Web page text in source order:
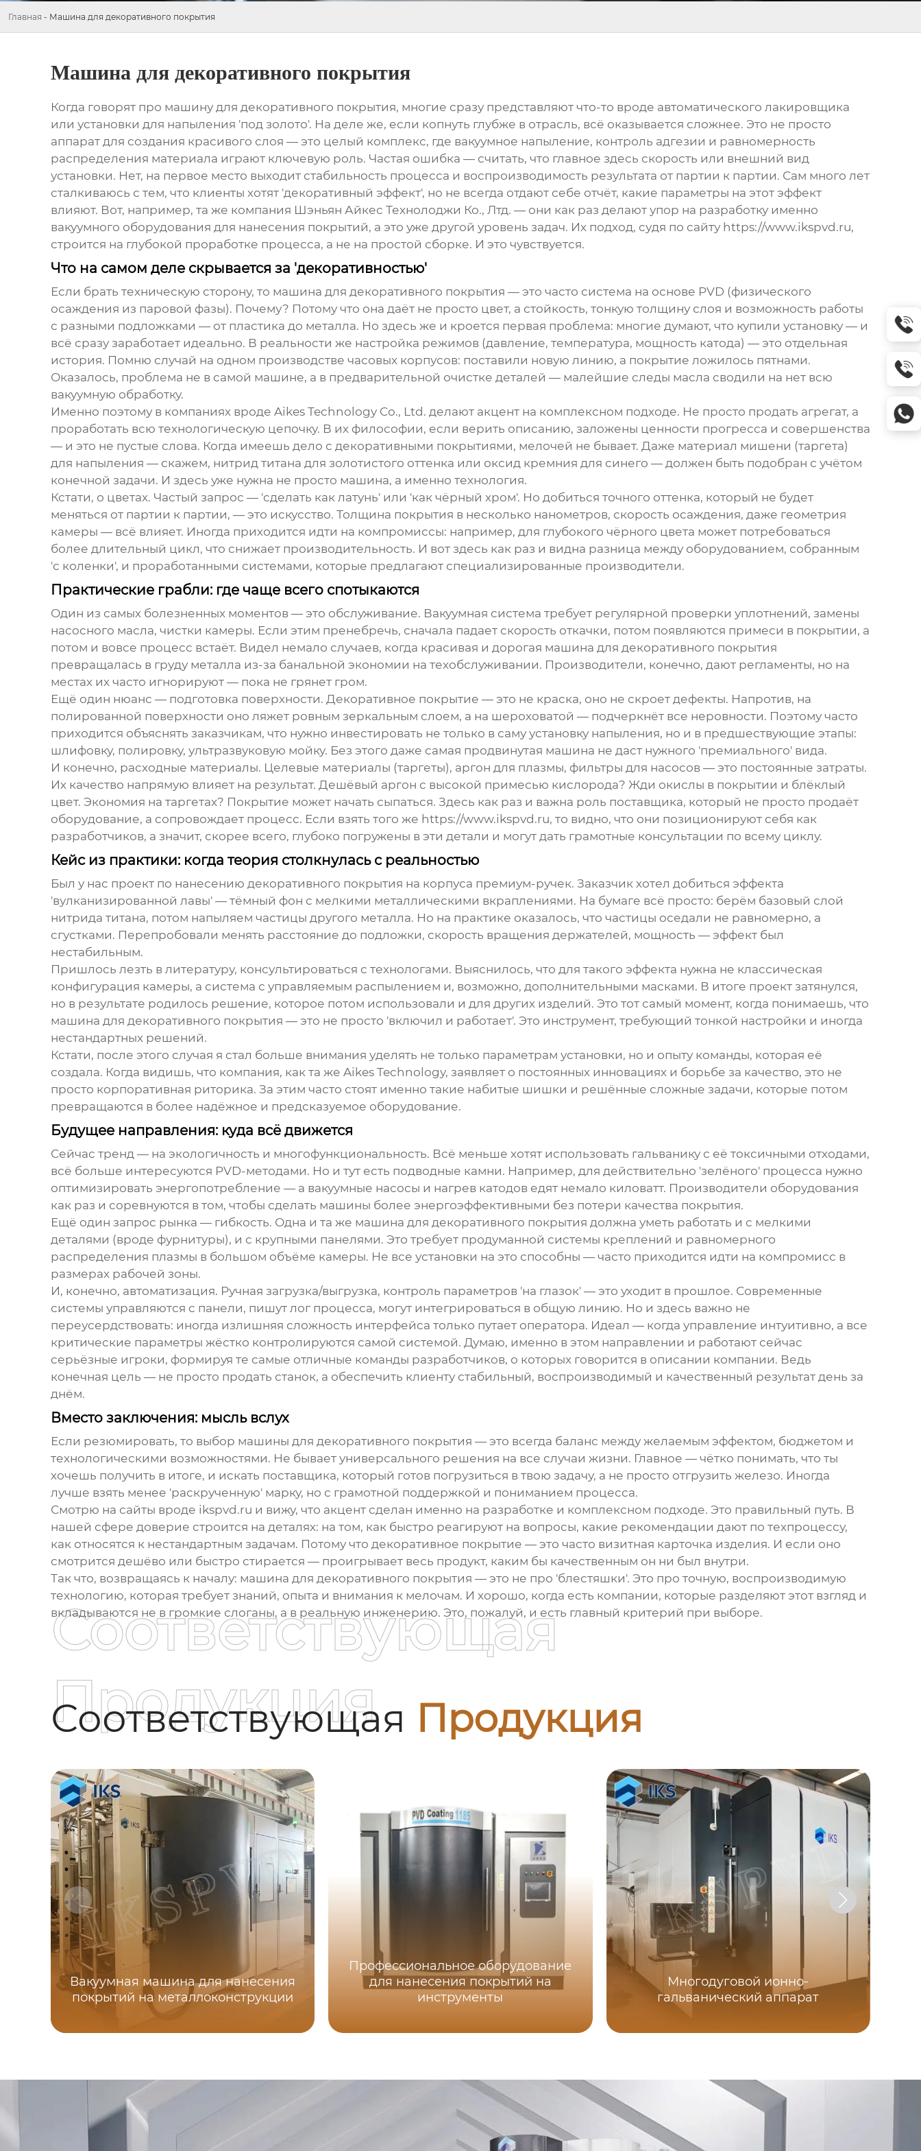
Главная - Машина для декоративного покрытия
Машина для декоративного покрытия
Когда говорят про машину для декоративного покрытия, многие сразу представляют что-то вроде автоматического лакировщика
или установки для напыления 'под золото'. На деле же, если копнуть глубже в отрасль, всё оказывается сложнее. Это не просто
аппарат для создания красивого слоя — это целый комплекс, где вакуумное напыление, контроль адгезии и равномерность
распределения материала играют ключевую роль. Частая ошибка — считать, что главное здесь скорость или внешний вид
установки. Нет, на первое место выходит стабильность процесса и воспроизводимость результата от партии к партии. Сам много лет
сталкиваюсь с тем, что клиенты хотят 'декоративный эффект', но не всегда отдают себе отчёт, какие параметры на этот эффект
влияют. Вот, например, та же компания Шэньян Айкес Технолоджи Ко., Лтд. — они как раз делают упор на разработку именно
вакуумного оборудования для нанесения покрытий, а это уже другой уровень задач. Их подход, судя по сайту https://www.ikspvd.ru,
строится на глубокой проработке процесса, а не на простой сборке. И это чувствуется.
Что на самом деле скрывается за 'декоративностью'
Если брать техническую сторону, то машина для декоративного покрытия — это часто система на основе PVD (физического
осаждения из паровой фазы). Почему? Потому что она даёт не просто цвет, а стойкость, тонкую толщину слоя и возможность работы
с разными подложками — от пластика до металла. Но здесь же и кроется первая проблема: многие думают, что купили установку — и
всё сразу заработает идеально. В реальности же настройка режимов (давление, температура, мощность катода) — это отдельная
история. Помню случай на одном производстве часовых корпусов: поставили новую линию, а покрытие ложилось пятнами.
Оказалось, проблема не в самой машине, а в предварительной очистке деталей — малейшие следы масла сводили на нет всю
вакуумную обработку.
Именно поэтому в компаниях вроде Aikes Technology Co., Ltd. делают акцент на комплексном подходе. Не просто продать агрегат, а
проработать всю технологическую цепочку. В их философии, если верить описанию, заложены ценности прогресса и совершенства
— и это не пустые слова. Когда имеешь дело с декоративными покрытиями, мелочей не бывает. Даже материал мишени (таргета)
для напыления — скажем, нитрид титана для золотистого оттенка или оксид кремния для синего — должен быть подобран с учётом
конечной задачи. И здесь уже нужна не просто машина, а именно технология.
Кстати, о цветах. Частый запрос — 'сделать как латунь' или 'как чёрный хром'. Но добиться точного оттенка, который не будет
меняться от партии к партии, — это искусство. Толщина покрытия в несколько нанометров, скорость осаждения, даже геометрия
камеры — всё влияет. Иногда приходится идти на компромиссы: например, для глубокого чёрного цвета может потребоваться
более длительный цикл, что снижает производительность. И вот здесь как раз и видна разница между оборудованием, собранным
'с коленки', и проработанными системами, которые предлагают специализированные производители.
Практические грабли: где чаще всего спотыкаются
Один из самых болезненных моментов — это обслуживание. Вакуумная система требует регулярной проверки уплотнений, замены
насосного масла, чистки камеры. Если этим пренебречь, сначала падает скорость откачки, потом появляются примеси в покрытии, а
потом и вовсе процесс встаёт. Видел немало случаев, когда красивая и дорогая машина для декоративного покрытия
превращалась в груду металла из-за банальной экономии на техобслуживании. Производители, конечно, дают регламенты, но на
местах их часто игнорируют — пока не грянет гром.
Ещё один нюанс — подготовка поверхности. Декоративное покрытие — это не краска, оно не скроет дефекты. Напротив, на
полированной поверхности оно ляжет ровным зеркальным слоем, а на шероховатой — подчеркнёт все неровности. Поэтому часто
приходится объяснять заказчикам, что нужно инвестировать не только в саму установку напыления, но и в предшествующие этапы:
шлифовку, полировку, ультразвуковую мойку. Без этого даже самая продвинутая машина не даст нужного 'премиального' вида.
И конечно, расходные материалы. Целевые материалы (таргеты), аргон для плазмы, фильтры для насосов — это постоянные затраты.
Их качество напрямую влияет на результат. Дешёвый аргон с высокой примесью кислорода? Жди окислы в покрытии и блёклый
цвет. Экономия на таргетах? Покрытие может начать сыпаться. Здесь как раз и важна роль поставщика, который не просто продаёт
оборудование, а сопровождает процесс. Если взять того же https://www.ikspvd.ru, то видно, что они позиционируют себя как
разработчиков, а значит, скорее всего, глубоко погружены в эти детали и могут дать грамотные консультации по всему циклу.
Кейс из практики: когда теория столкнулась с реальностью
Был у нас проект по нанесению декоративного покрытия на корпуса премиум-ручек. Заказчик хотел добиться эффекта
'вулканизированной лавы' — тёмный фон с мелкими металлическими вкраплениями. На бумаге всё просто: берём базовый слой
нитрида титана, потом напыляем частицы другого металла. Но на практике оказалось, что частицы оседали не равномерно, а
сгустками. Перепробовали менять расстояние до подложки, скорость вращения держателей, мощность — эффект был
нестабильным.
Пришлось лезть в литературу, консультироваться с технологами. Выяснилось, что для такого эффекта нужна не классическая
конфигурация камеры, а система с управляемым распылением и, возможно, дополнительными масками. В итоге проект затянулся,
но в результате родилось решение, которое потом использовали и для других изделий. Это тот самый момент, когда понимаешь, что
машина для декоративного покрытия — это не просто 'включил и работает'. Это инструмент, требующий тонкой настройки и иногда
нестандартных решений.
Кстати, после этого случая я стал больше внимания уделять не только параметрам установки, но и опыту команды, которая её
создала. Когда видишь, что компания, как та же Aikes Technology, заявляет о постоянных инновациях и борьбе за качество, это не
просто корпоративная риторика. За этим часто стоят именно такие набитые шишки и решённые сложные задачи, которые потом
превращаются в более надёжное и предсказуемое оборудование.
Будущее направления: куда всё движется
Сейчас тренд — на экологичность и многофункциональность. Всё меньше хотят использовать гальванику с её токсичными отходами,
всё больше интересуются PVD-методами. Но и тут есть подводные камни. Например, для действительно 'зелёного' процесса нужно
оптимизировать энергопотребление — а вакуумные насосы и нагрев катодов едят немало киловатт. Производители оборудования
как раз и соревнуются в том, чтобы сделать машины более энергоэффективными без потери качества покрытия.
Ещё один запрос рынка — гибкость. Одна и та же машина для декоративного покрытия должна уметь работать и с мелкими
деталями (вроде фурнитуры), и с крупными панелями. Это требует продуманной системы креплений и равномерного
распределения плазмы в большом объёме камеры. Не все установки на это способны — часто приходится идти на компромисс в
размерах рабочей зоны.
И, конечно, автоматизация. Ручная загрузка/выгрузка, контроль параметров 'на глазок' — это уходит в прошлое. Современные
системы управляются с панели, пишут лог процесса, могут интегрироваться в общую линию. Но и здесь важно не
переусердствовать: иногда излишняя сложность интерфейса только путает оператора. Идеал — когда управление интуитивно, а все
критические параметры жёстко контролируются самой системой. Думаю, именно в этом направлении и работают сейчас
серьёзные игроки, формируя те самые отличные команды разработчиков, о которых говорится в описании компании. Ведь
конечная цель — не просто продать станок, а обеспечить клиенту стабильный, воспроизводимый и качественный результат день за
днём.
Вместо заключения: мысль вслух
Если резюмировать, то выбор машины для декоративного покрытия — это всегда баланс между желаемым эффектом, бюджетом и
технологическими возможностями. Не бывает универсального решения на все случаи жизни. Главное — чётко понимать, что ты
хочешь получить в итоге, и искать поставщика, который готов погрузиться в твою задачу, а не просто отгрузить железо. Иногда
лучше взять менее 'раскрученную' марку, но с грамотной поддержкой и пониманием процесса.
Смотрю на сайты вроде ikspvd.ru и вижу, что акцент сделан именно на разработке и комплексном подходе. Это правильный путь. В
нашей сфере доверие строится на деталях: на том, как быстро реагируют на вопросы, какие рекомендации дают по техпроцессу,
как относятся к нестандартным задачам. Потому что декоративное покрытие — это часто визитная карточка изделия. И если оно
смотрится дешёво или быстро стирается — проигрывает весь продукт, каким бы качественным он ни был внутри.
Так что, возвращаясь к началу: машина для декоративного покрытия — это не про 'блестяшки'. Это про точную, воспроизводимую
технологию, которая требует знаний, опыта и внимания к мелочам. И хорошо, когда есть компании, которые разделяют этот взгляд и
вкладываются не в громкие слоганы, а в реальную инженерию. Это, пожалуй, и есть главный критерий при выборе.
Соответствующая Продукция
Соответствующая
Продукция
Вакуумная машина для нанесения
покрытий на металлоконструкции
Профессиональное оборудование
для нанесения покрытий на
инструменты
Многодуговой ионно-
гальванический аппарат